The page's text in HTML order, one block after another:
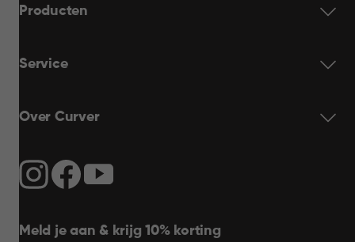
Producten
Service
Over Curver
Meld je aan & krijg 10% korting